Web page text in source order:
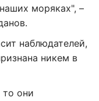
моряках", –
наблюдателей,
никем в
то они